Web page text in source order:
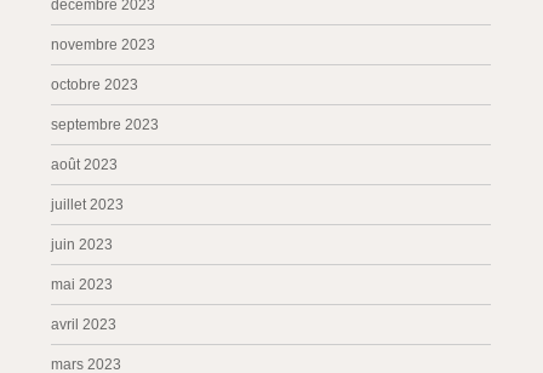
décembre 2023
novembre 2023
octobre 2023
septembre 2023
août 2023
juillet 2023
juin 2023
mai 2023
avril 2023
mars 2023